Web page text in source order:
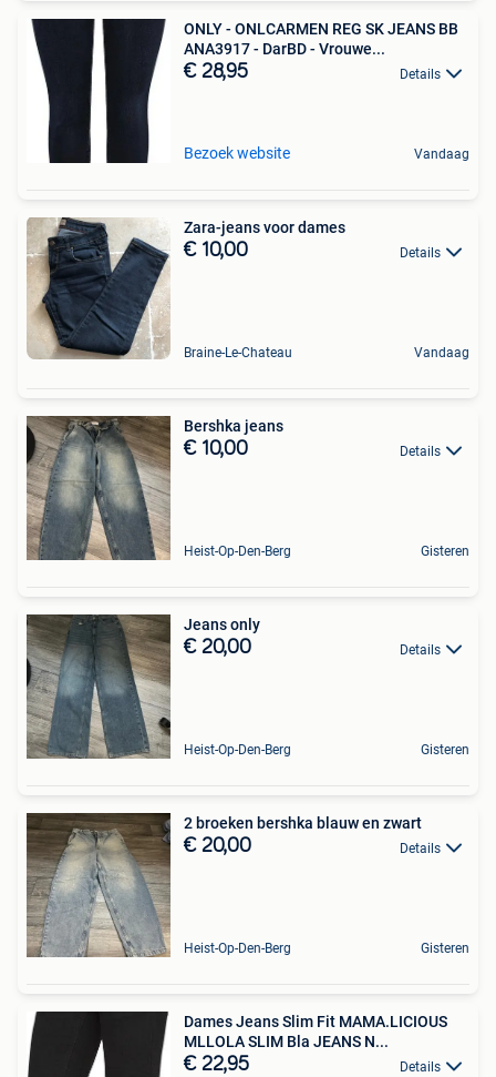
ONLY - ONLCARMEN REG SK JEANS BB
ANA3917 - DarBD - Vrouwe...
€ 28,95 Details
Bezoek website Vandaag
Zara-jeans voor dames
€ 10,00 Details
Braine-Le-Chateau Vandaag
Bershka jeans
€ 10,00 Details
Heist-Op-Den-Berg Gisteren
Jeans only
€ 20,00 Details
Heist-Op-Den-Berg Gisteren
2 broeken bershka blauw en zwart
€ 20,00 Details
Heist-Op-Den-Berg Gisteren
Dames Jeans Slim Fit MAMA.LICIOUS
MLLOLA SLIM Bla JEANS N...
€ 22,95 Details